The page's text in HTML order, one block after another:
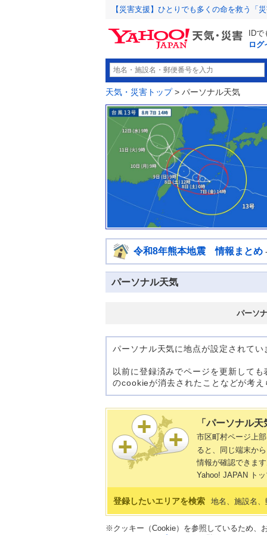
【災害支援】ひとりでも多くの命を救う「
ID
ログ
天気・災害トップ> パーソナル天気
令和8年熊本地震 情報まとめ -
パーソナル天気
パーソ
パーソナル天気に地点が設定されてい
以前に登録済みでページを更新して
のcookieが消去されたことなどが考え
「パーソナル
市区町村ページ上
ると、同じ端末か
情報が確認できます
Yahoo! JAPAN ト
登録したいエリアを検索 地名、施設名
※クッキー（Cookie）を参照しているため、